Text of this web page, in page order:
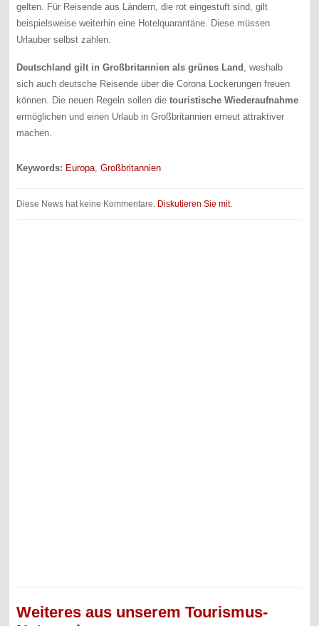
gelten. Für Reisende aus Ländern, die rot eingestuft sind, gilt
beispielsweise weiterhin eine Hotelquarantäne. Diese müssen
Urlauber selbst zahlen.
Deutschland gilt in Großbritannien als grünes Land , weshalb
sich auch deutsche Reisende über die Corona Lockerungen freuen
können. Die neuen Regeln sollen dietouristische Wiederaufnahme
ermöglichen und einen Urlaub in Großbritannien erneut attraktiver
machen.
Keywords: Europa,Großbritannien
Diese News hat keine Kommentare. Diskutieren Sie mit.
Weiteres aus unserem Tourismus-